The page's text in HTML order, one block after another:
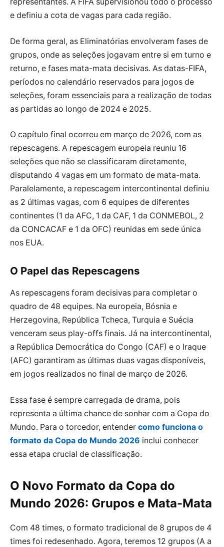
e definiu a cota de vagas para cada região.
De forma geral, as Eliminatórias envolveram fases de
grupos, onde as seleções jogavam entre si em turno e
returno, e fases mata-mata decisivas. As datas-FIFA,
períodos no calendário reservados para jogos de
seleções, foram essenciais para a realização de todas
as partidas ao longo de 2024 e 2025.
O capítulo final ocorreu em março de 2026, com as
repescagens. A repescagem europeia reuniu 16
seleções que não se classificaram diretamente,
disputando 4 vagas em um formato de mata-mata.
Paralelamente, a repescagem intercontinental definiu
as 2 últimas vagas, com 6 equipes de diferentes
continentes (1 da AFC, 1 da CAF, 1 da CONMEBOL, 2
da CONCACAF e 1 da OFC) reunidas em sede única
nos EUA.
O Papel das Repescagens
As repescagens foram decisivas para completar o
quadro de 48 equipes. Na europeia, Bósnia e
Herzegovina, República Tcheca, Turquia e Suécia
venceram seus play-offs finais. Já na intercontinental,
a República Democrática do Congo (CAF) e o Iraque
(AFC) garantiram as últimas duas vagas disponíveis,
em jogos realizados no final de março de 2026.
Essa fase é sempre carregada de drama, pois
representa a última chance de sonhar com a Copa do
Mundo. Para o torcedor, entender como funciona o
formato da Copa do Mundo 2026 inclui conhecer
essa etapa crucial de classificação.
O Novo Formato da Copa do
Mundo 2026: Grupos e Mata-Mata
Com 48 times, o formato tradicional de 8 grupos de 4
times foi redesenhado. Agora, teremos 12 grupos (A a